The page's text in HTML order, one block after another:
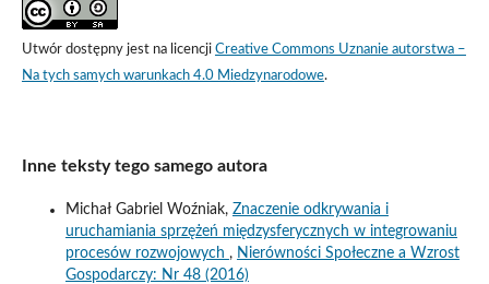
Utwór dostępny jest na licencji Creative Commons Uznanie autorstwa –
Na tych samych warunkach 4.0 Miedzynarodowe.
Inne teksty tego samego autora
Michał Gabriel Woźniak, Znaczenie odkrywania i
uruchamiania sprzężeń międzysferycznych w integrowaniu
procesów rozwojowych , Nierówności Społeczne a Wzrost
Gospodarczy: Nr 48 (2016)